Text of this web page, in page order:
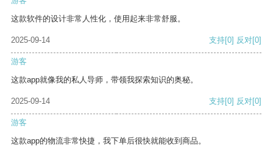
这款软件的设计非常人性化，使用起来非常舒服。
2025-09-14 支持[0] 反对[0]
游客
这款app就像我的私人导师，带领我探索知识的奥秘。
2025-09-14 支持[0] 反对[0]
游客
这款app的物流非常快捷，我下单后很快就能收到商品。